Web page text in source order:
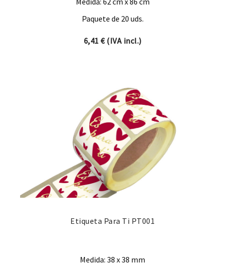
Paquete de 20 uds.
6,41 €(IVA incl.)
Etiqueta Para Ti PT001
Medida: 38 x 38 mm